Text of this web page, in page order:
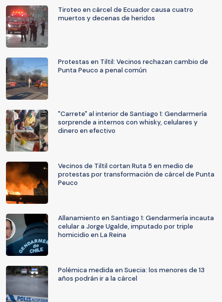
Tiroteo en cárcel de Ecuador causa cuatro
muertos y decenas de heridos
Protestas en Tiltil: Vecinos rechazan cambio de
Punta Peuco a penal común
"Carrete" al interior de Santiago 1: Gendarmería
sorprende a internos con whisky, celulares y
dinero en efectivo
Vecinos de Tiltil cortan Ruta 5 en medio de
protestas por transformación de cárcel de Punta
Peuco
Allanamiento en Santiago 1: Gendarmería incauta
celular a Jorge Ugalde, imputado por triple
homicidio en La Reina
Polémica medida en Suecia: los menores de 13
años podrán ir a la cárcel